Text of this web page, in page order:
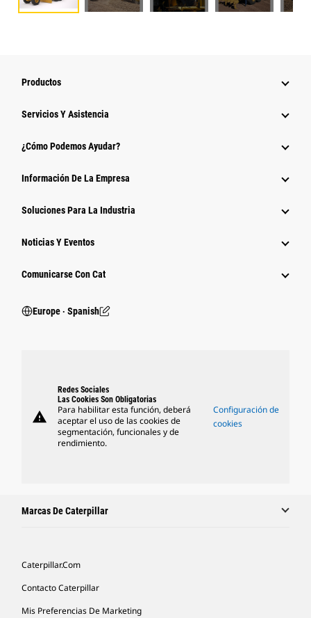
Productos
Servicios Y Asistencia
¿Cómo Podemos Ayudar?
Información De La Empresa
Soluciones Para La Industria
Noticias Y Eventos
Comunicarse Con Cat
Europe ‧ Spanish
warning
Redes Sociales
Las Cookies Son Obligatorias
Para habilitar esta función, deberá
aceptar el uso de las cookies de
segmentación, funcionales y de
rendimiento.
Configuración de
cookies
Marcas De Caterpillar
Caterpillar.com
Contacto Caterpillar
Mis Preferencias De Marketing